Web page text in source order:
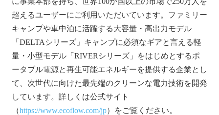
超えるユーザーにご利用いただいています。ファミリー
キャンプや車中泊に活躍する大容量・高出力モデル
「DELTAシリーズ」キャンプに必須なギアと言える軽
量・小型モデル「RIVERシリーズ」をはじめとするポ
ータブル電源と再生可能エネルギーを提供する企業とし
て、次世代に向けた最先端のクリーンな電力技術を開発
しています。詳しくは公式サイト
（https://www.ecoflow.com/jp）をご覧ください。